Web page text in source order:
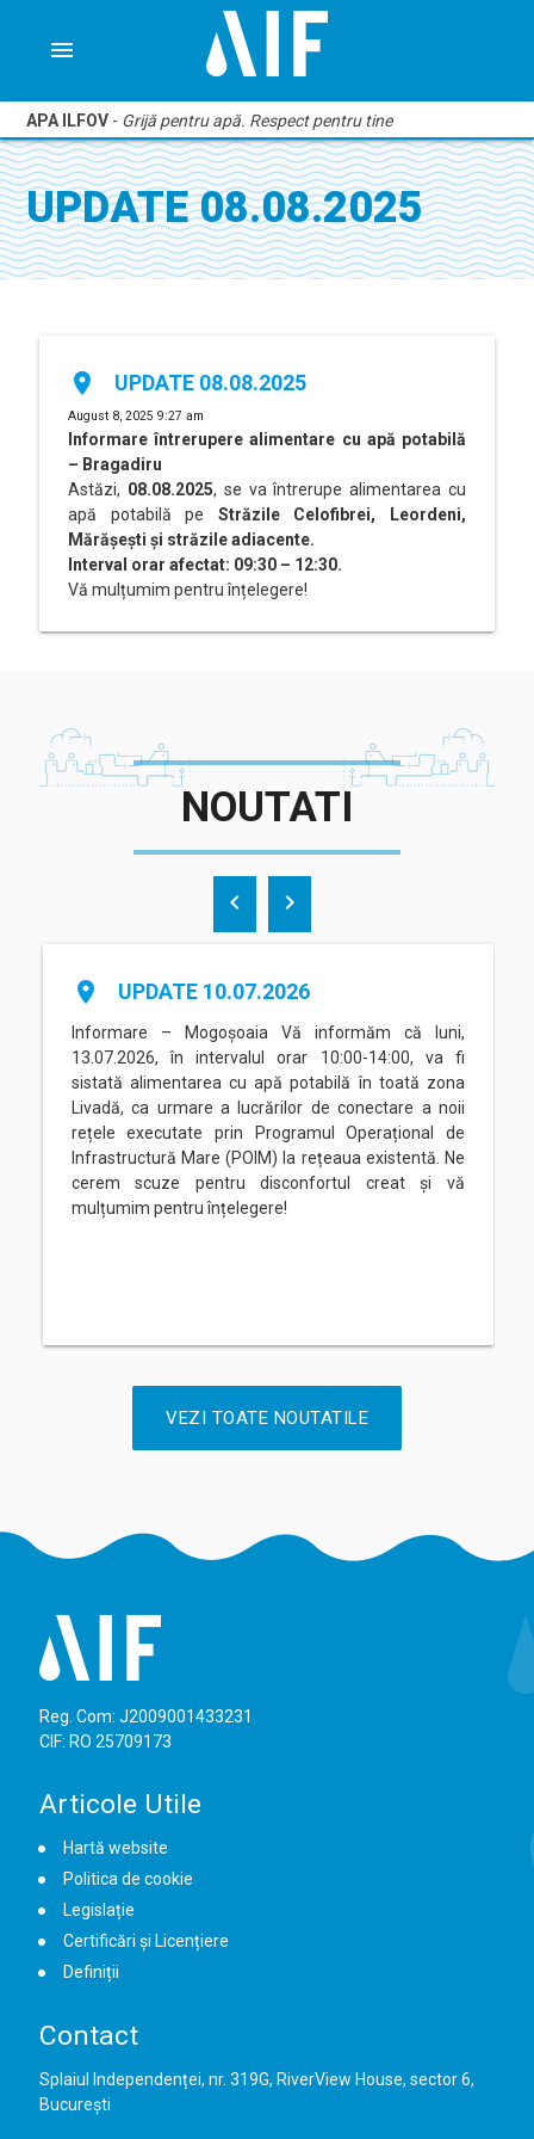
menu
APA ILFOV - Grijă pentru apă. Respect pentru tine
UPDATE 08.08.2025
place UPDATE 08.08.2025
August 8, 2025 9:27 am
Informare întrerupere alimentare cu apă potabilă
– Bragadiru
Astăzi, 08.08.2025, se va întrerupe alimentarea cu
apă potabilă pe Străzile Celofibrei, Leordeni,
Mărășești și străzile adiacente.
Interval orar afectat: 09:30 – 12:30.
Vă mulțumim pentru înțelegere!
NOUTATI
place UPDATE 10.07.2026
Informare – Mogoșoaia Vă informăm că luni,
13.07.2026, în intervalul orar 10:00-14:00, va fi
sistată alimentarea cu apă potabilă în toată zona
Livadă, ca urmare a lucrărilor de conectare a noii
rețele executate prin Programul Operațional de
Infrastructură Mare (POIM) la rețeaua existentă. Ne
cerem scuze pentru disconfortul creat și vă
mulțumim pentru înțelegere!
chevron_left chevron_right
VEZI TOATE NOUTATILE
Reg. Com: J2009001433231
CIF: RO 25709173
Articole Utile
Hartă website
Politica de cookie
Legislație
Certificări și Licențiere
Definiții
Contact
Splaiul Independenței, nr. 319G, RiverView House, sector 6,
București